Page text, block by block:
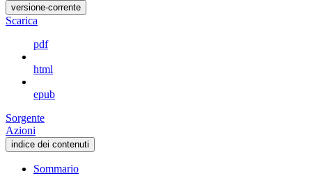
versione-corrente
Scarica
pdf
html
epub
Sorgente
Azioni
indice dei contenuti
Sommario